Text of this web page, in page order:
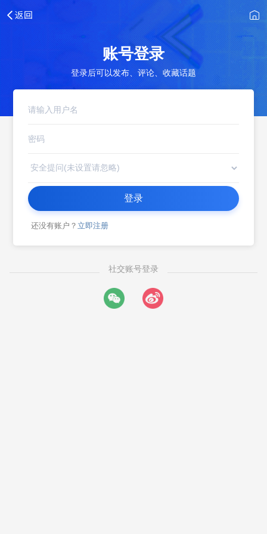
账号登录
登录后可以发布、评论、收藏话题
登录
还没有账户？ 立即注册
社交账号登录